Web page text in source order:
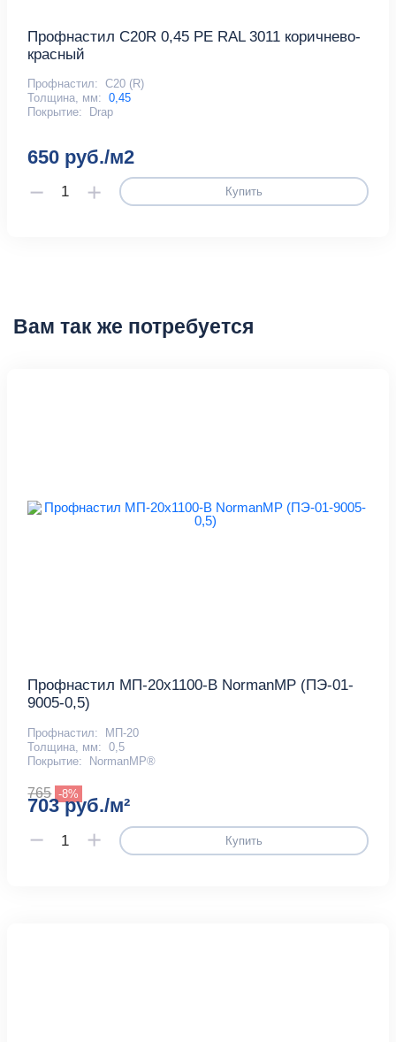
Профнастил С20R 0,45 PE RAL 3011 коричнево-
красный
Профнастил: С20 (R)
Толщина, мм: 0,45
Покрытие:
Drap
650 руб./м2
Купить
Вам так же потребуется
Профнастил МП-20x1100-B NormanMP (ПЭ-01-
9005-0,5)
Профнастил:
МП-20
Толщина, мм: 0,5
Покрытие:
NormanMP®
765 -8%
703 руб./м²
Купить